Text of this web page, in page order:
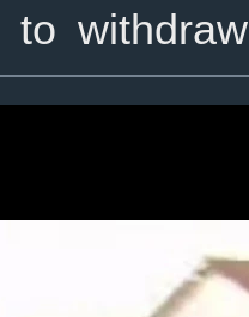
withdraw